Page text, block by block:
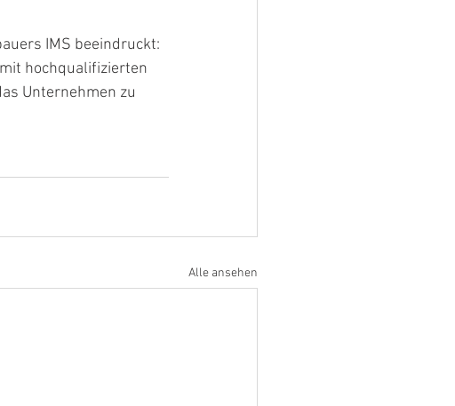
IMS beeindruckt:
hochqualifizierten
Unternehmen zu
Alle ansehen